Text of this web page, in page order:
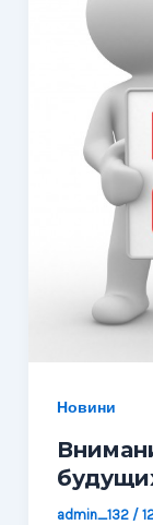
Новини
admin_132 /